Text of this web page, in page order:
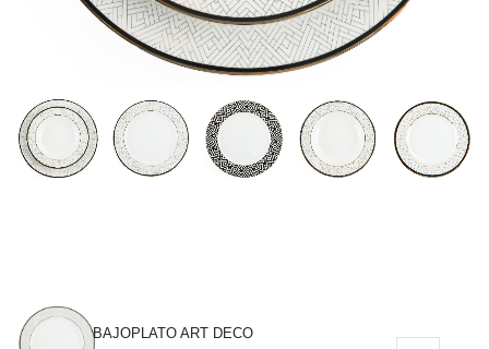
BAJOPLATO ART DECO